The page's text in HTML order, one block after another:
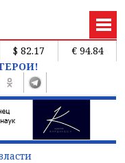
$ 82.17
€ 94.84